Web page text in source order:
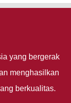
yang bergerak
menghasilkan
berkualitas.